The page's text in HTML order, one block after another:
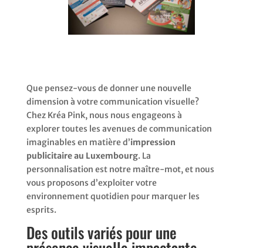
Que pensez-vous de donner une nouvelle
dimension à votre communication visuelle?
Chez Kréa Pink, nous nous engageons à
explorer toutes les avenues de communication
imaginables en matière d’impression
publicitaire au Luxembourg. La
personnalisation est notre maître-mot, et nous
vous proposons d’exploiter votre
environnement quotidien pour marquer les
esprits.
Des outils variés pour une